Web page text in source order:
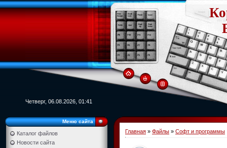
Четверг, 06.08.2026, 01:41
Меню сайта
Каталог файлов
Новости сайта
Главная » Файлы » Софт и программы